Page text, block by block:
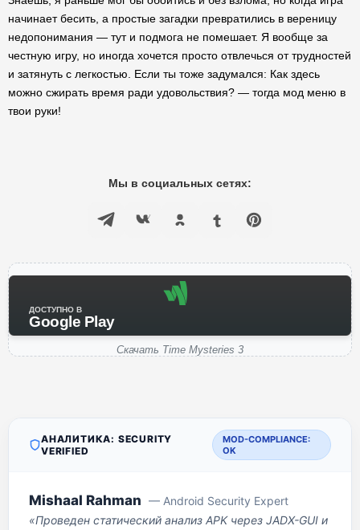
начинает бесить, а простые загадки превратились в вереницу
недопонимания — тут и подмога не помешает. Я вообще за
честную игру, но иногда хочется просто отвлечься от трудностей
и затянуть с легкостью. Если ты тоже задумался: Как здесь
можно сжирать время ради удовольствия? — тогда мод меню в
твои руки!
Мы в социальных сетях:
ДОСТУПНО В
Google Play
Скачать Time Mysteries 3
АНАЛИТИКА: SECURITY
VERIFIED
MOD-COMPLIANCE:
OK
Mishaal Rahman — Android Security Expert
«Проведен статический анализ APK через JADX-GUI и